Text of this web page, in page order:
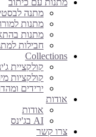
מתנה
מתנות
מתנות
חבילות
Collections
קולקציית
קולקציות
ירידים
אודות
אודות
AI בג'ינס
צרו קשר